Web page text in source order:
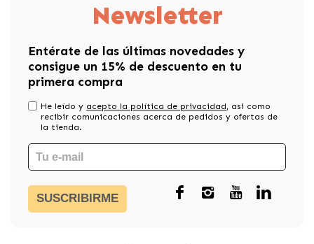
Newsletter
Entérate de las últimas novedades y
consigue un 15% de descuento en tu
primera compra
He leído y acepto la política de privacidad, asi como
recibir comunicaciones acerca de pedidos y ofertas de
la tienda.
SUSCRIBIRME